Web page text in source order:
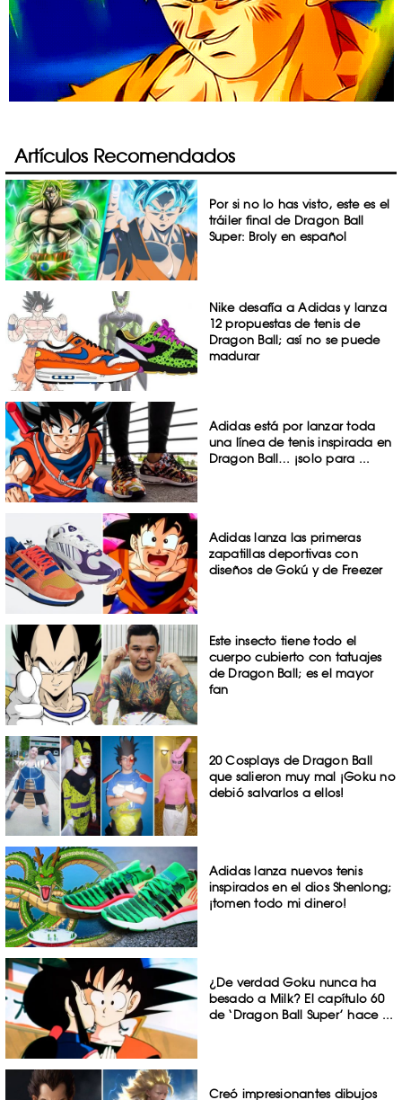
Artículos Recomendados
Por si no lo has visto, este es el
tráiler final de Dragon Ball
Super: Broly en español
Nike desafía a Adidas y lanza
12 propuestas de tenis de
Dragon Ball; así no se puede
madurar
Adidas está por lanzar toda
una línea de tenis inspirada en
Dragon Ball… ¡solo para ...
Adidas lanza las primeras
zapatillas deportivas con
diseños de Gokú y de Freezer
Este insecto tiene todo el
cuerpo cubierto con tatuajes
de Dragon Ball; es el mayor
fan
20 Cosplays de Dragon Ball
que salieron muy mal ¡Goku no
debió salvarlos a ellos!
Adidas lanza nuevos tenis
inspirados en el dios Shenlong;
¡tomen todo mi dinero!
¿De verdad Goku nunca ha
besado a Milk? El capítulo 60
de ‘Dragon Ball Super’ hace ...
Creó impresionantes dibujos